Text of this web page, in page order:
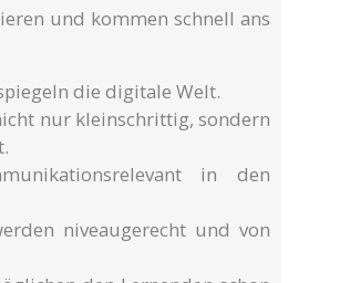
und kommen schnell ans
die digitale Welt.
nur kleinschrittig, sondern
in den
niveaugerecht und von